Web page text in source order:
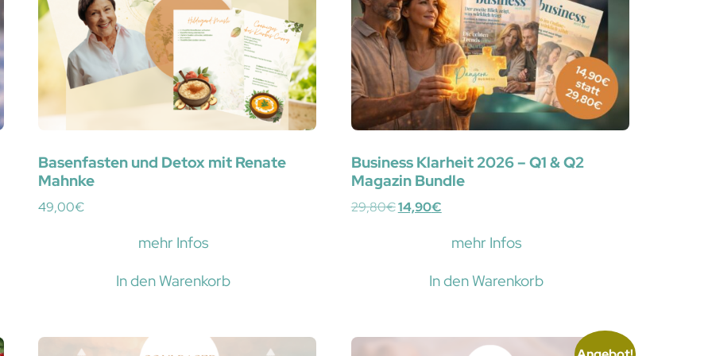
Basenfasten und Detox mit Renate
Mahnke
49,00€
mehr Infos
In den Warenkorb
Business Klarheit 2026 – Q1 & Q2
Magazin Bundle
29,80€14,90€
mehr Infos
In den Warenkorb